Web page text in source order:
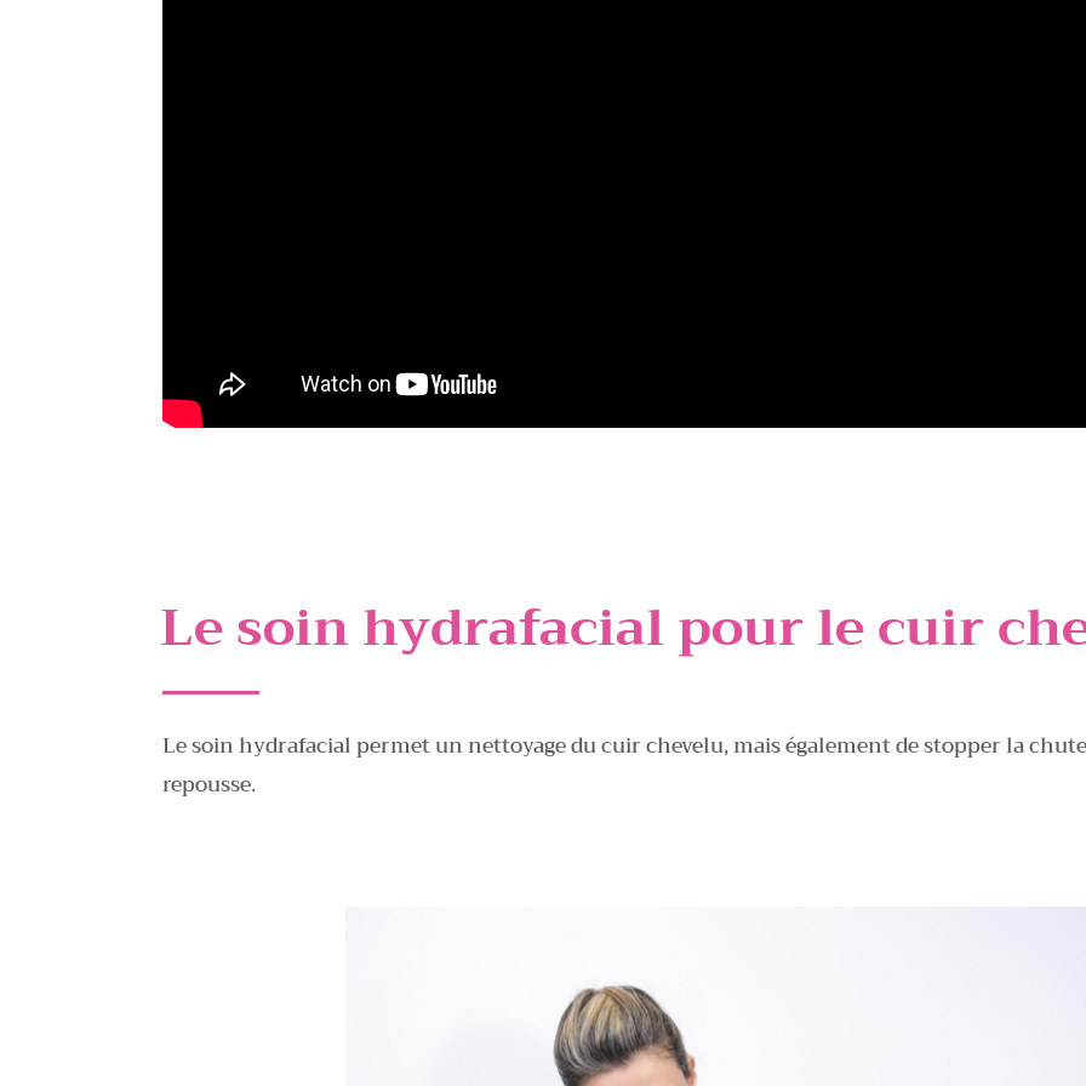
Le soin hydrafacial pour le cuir
Le soin hydrafacial permet un nettoyage du cuir chevelu, mais également de stopper la
repousse.